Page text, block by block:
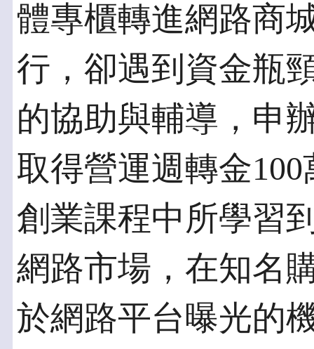
體專櫃轉進網路商
行，卻遇到資金瓶
的協助與輔導，申
取得營運週轉金
創業課程中所學習
網路市場，在知名
於網路平台曝光的